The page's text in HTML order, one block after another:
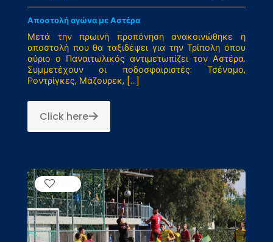
Αποστολή αγώνα με Αστέρα
Μετά την πρωινή προπόνηση ανακοινώθηκε η
αποστολή που θα ταξιδέψει για την Τρίπολη όπου
αύριο ο Παναιτωλικός αντιμετωπίζει τον Αστέρα.
Συμμετέχουν οι ποδοσφαιριστές: Τσέναμο,
Ροντρίγκες, Μάζουρεκ, […]
Click here